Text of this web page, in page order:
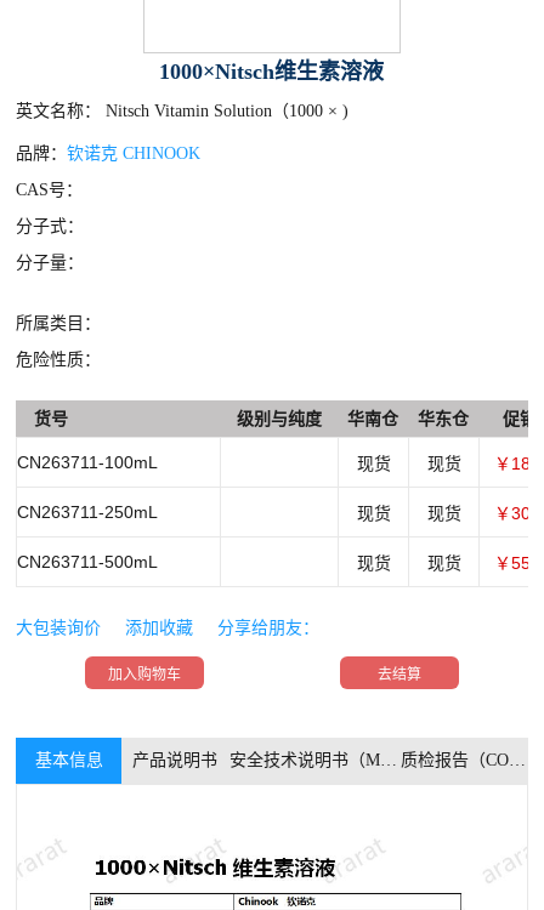
1000×Nitsch维生素溶液
英文名称： Nitsch Vitamin Solution（1000 × )
品牌：钦诺克 CHINOOK
CAS号：
分子式：
分子量：
所属类目：
危险性质：
货号 级别与纯度 华南仓 华东仓 促销
CN263711-100mL 现货 现货 ￥
CN263711-250mL 现货 现货 ￥
CN263711-500mL 现货 现货 ￥
大包装询价 添加收藏 分享给朋友：
加入购物车 去结算
基本信息 产品说明书 安全技术说明书（MSDS） 质检报告（COA）